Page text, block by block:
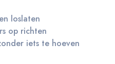
loslaten
op richten
iets te hoeven